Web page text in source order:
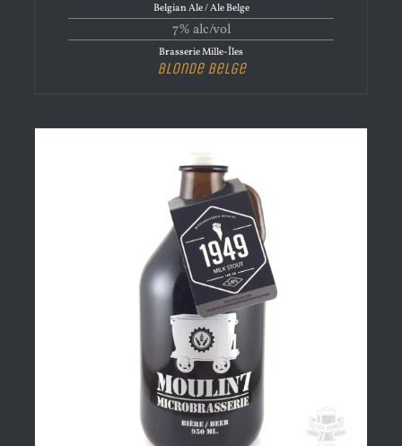
Belgian Ale / Ale Belge
7% alc/vol
Brasserie Mille-Îles
Blonde Belge